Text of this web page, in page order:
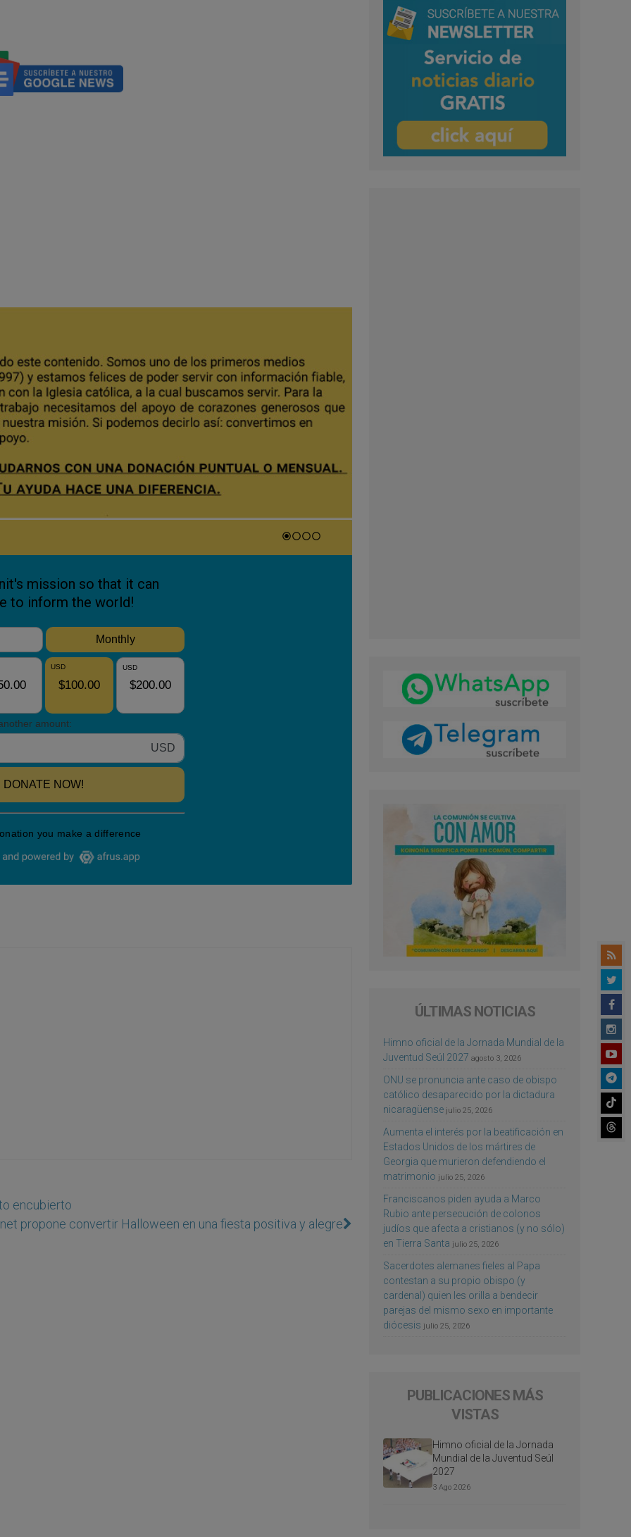
encubierto
propone convertir Halloween en una fiesta positiva y alegre
ÚLTIMAS NOTICIAS
Himno oficial de la Jornada Mundial de la
Juventud Seúl 2027 agosto 3, 2026
ONU se pronuncia ante caso de obispo
católico desaparecido por la dictadura
nicaragüense julio 25, 2026
Aumenta el interés por la beatificación en
Estados Unidos de los mártires de
Georgia que murieron defendiendo el
matrimonio julio 25, 2026
Franciscanos piden ayuda a Marco
Rubio ante persecución de colonos
judíos que afecta a cristianos (y no sólo)
en Tierra Santa julio 25, 2026
Sacerdotes alemanes fieles al Papa
contestan a su propio obispo (y
cardenal) quien les orilla a bendecir
parejas del mismo sexo en importante
diócesis julio 25, 2026
PUBLICACIONES MÁS
VISTAS
Himno oficial de la Jornada
Mundial de la Juventud Seúl
2027
3 Ago 2026